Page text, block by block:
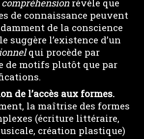
compréhensionrévèle que
de connaissance peuvent
de la conscience
suggère l’existence d’un
qui procède par
de motifs plutôt que par
de l’accès aux formes.
la maîtrise des formes
(écriture littéraire,
création plastique)